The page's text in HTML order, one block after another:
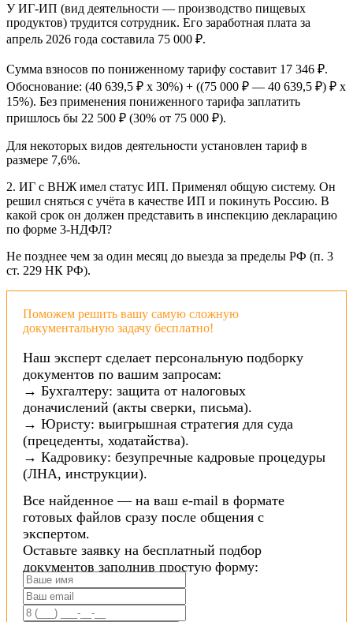
У ИГ-ИП (вид деятельности — производство пищевых
продуктов) трудится сотрудник. Его заработная плата за
апрель 2026 года составила 75 000 ₽.
Сумма взносов по пониженному тарифу составит 17 346 ₽.
Обоснование: (40 639,5 ₽ x 30%) + ((75 000 ₽ — 40 639,5 ₽) ₽ x
15%). Без применения пониженного тарифа заплатить
пришлось бы 22 500 ₽ (30% от 75 000 ₽).
Для некоторых видов деятельности установлен тариф в
размере 7,6%.
2. ИГ с ВНЖ имел статус ИП. Применял общую систему. Он
решил сняться с учёта в качестве ИП и покинуть Россию. В
какой срок он должен представить в инспекцию декларацию
по форме 3-НДФЛ?
Не позднее чем за один месяц до выезда за пределы РФ (п. 3
ст. 229 НК РФ).
Поможем решить вашу самую сложную
документальную задачу бесплатно!
Наш эксперт сделает персональную подборку
документов по вашим запросам:
→ Бухгалтеру: защита от налоговых
доначислений (акты сверки, письма).
→ Юристу: выигрышная стратегия для суда
(прецеденты, ходатайства).
→ Кадровику: безупречные кадровые процедуры
(ЛНА, инструкции).
Все найденное — на ваш e-mail в формате
готовых файлов сразу после общения с
экспертом.
Оставьте заявку на бесплатный подбор
документов заполнив простую форму: